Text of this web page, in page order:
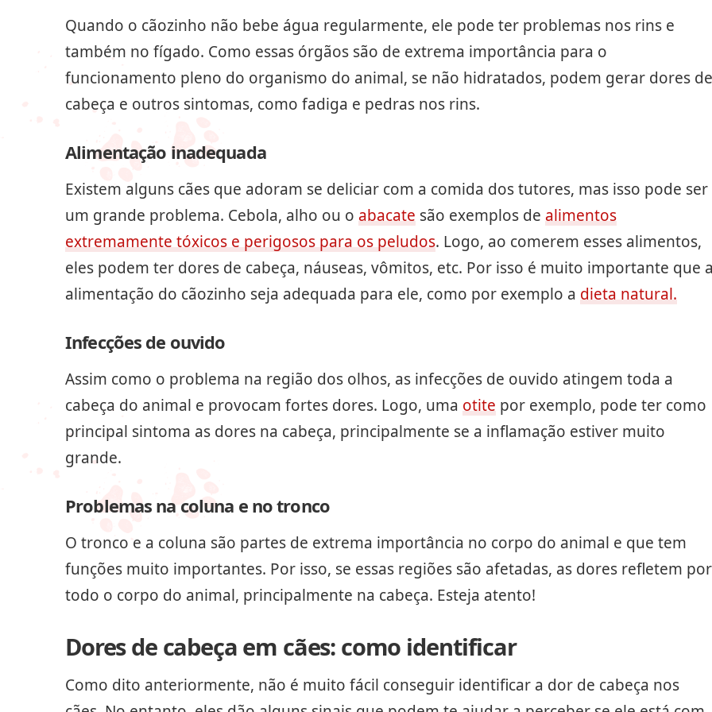
Quando o cãozinho não bebe água regularmente, ele pode ter problemas nos rins e
também no fígado. Como essas órgãos são de extrema importância para o
funcionamento pleno do organismo do animal, se não hidratados, podem gerar dores de
cabeça e outros sintomas, como fadiga e pedras nos rins.
Alimentação inadequada
Existem alguns cães que adoram se deliciar com a comida dos tutores, mas isso pode ser
um grande problema. Cebola, alho ou o abacate são exemplos de alimentos
extremamente tóxicos e perigosos para os peludos. Logo, ao comerem esses alimentos,
eles podem ter dores de cabeça, náuseas, vômitos, etc. Por isso é muito importante que
alimentação do cãozinho seja adequada para ele, como por exemplo a dieta natural.
Infecções de ouvido
Assim como o problema na região dos olhos, as infecções de ouvido atingem toda a
cabeça do animal e provocam fortes dores. Logo, uma otite por exemplo, pode ter como
principal sintoma as dores na cabeça, principalmente se a inflamação estiver muito
grande.
Problemas na coluna e no tronco
O tronco e a coluna são partes de extrema importância no corpo do animal e que tem
funções muito importantes. Por isso, se essas regiões são afetadas, as dores refletem por
todo o corpo do animal, principalmente na cabeça. Esteja atento!
Dores de cabeça em cães: como identificar
Como dito anteriormente, não é muito fácil conseguir identificar a dor de cabeça nos